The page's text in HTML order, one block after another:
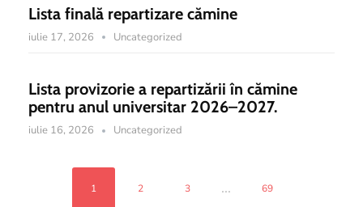
Lista finală repartizare cămine
iulie 17, 2026 Uncategorized
Lista provizorie a repartizării în cămine
pentru anul universitar 2026–2027.
iulie 16, 2026 Uncategorized
1 2 3 ... 69